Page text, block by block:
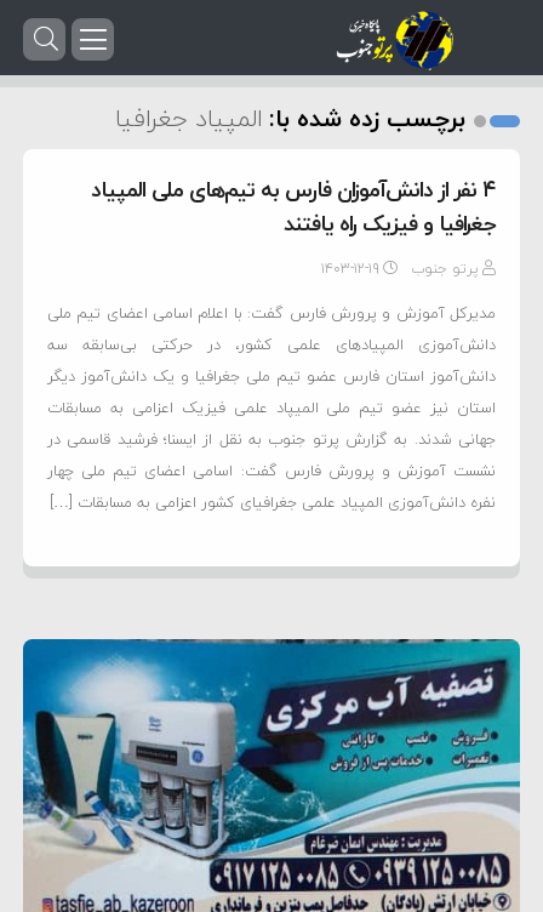
برچسب زده شده با: المپیاد جغرافیا
۴ نفر از دانش‌آموزان فارس به تیم‌های ملی المپیاد
جغرافیا و فیزیک راه یافتند
پرتو جنوب ۱۴۰۳-۱۲-۱۹
مدیرکل آموزش و پرورش فارس گفت: با اعلام اسامی اعضای تیم ملی
دانش‌آموزی المپیادهای علمی کشور، در حرکتی بی‌سابقه سه
دانش‌آموز استان فارس عضو تیم ملی جغرافیا و یک دانش‌آموز دیگر
استان نیز عضو تیم ملی المیپاد علمی فیزیک اعزامی به مسابقات
جهانی شدند. به گزارش پرتو جنوب به نقل از ایسنا؛ فرشید قاسمی در
نشست آموزش و پرورش فارس گفت: اسامی اعضای تیم ملی چهار
نفره دانش‌آموزی المپیاد علمی جغرافیای کشور اعزامی به مسابقات […]